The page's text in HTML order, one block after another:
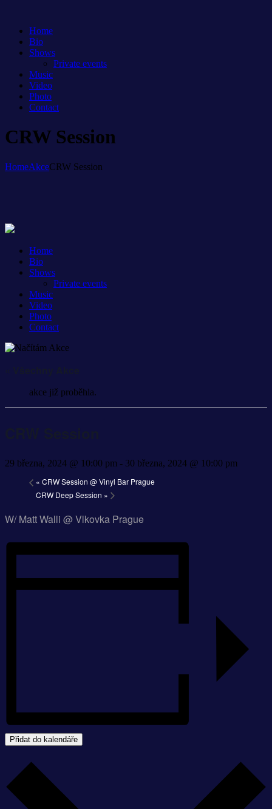
Home
Bio
Shows
Private events
Music
Video
Photo
Contact
CRW Session
HomeAkceCRW Session
Home
Bio
Shows
Private events
Music
Video
Photo
Contact
akce již proběhla.
29 března, 2024 @ 10:00 pm - 30 března, 2024 @ 10:00 pm
« CRW Session @ Vinyl Bar Prague
CRW Deep Session »
W/ Matt Walli @ Vlkovka Prague
Přidat do kalendáře